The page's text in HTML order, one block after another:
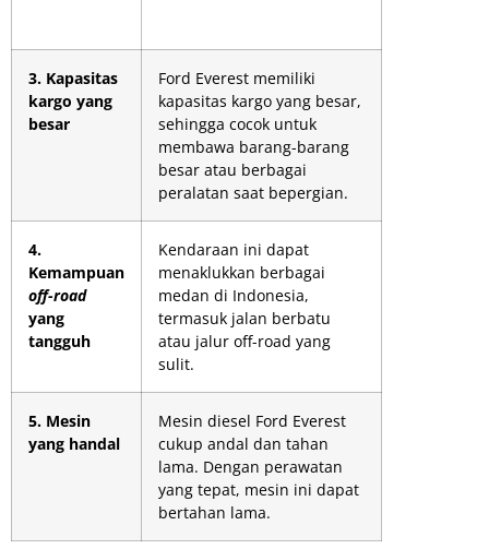
3. Kapasitas
kargo yang
besar
Ford Everest memiliki
kapasitas kargo yang besar,
sehingga cocok untuk
membawa barang-barang
besar atau berbagai
peralatan saat bepergian.
4.
Kemampuan
off-road
yang
tangguh
Kendaraan ini dapat
menaklukkan berbagai
medan di Indonesia,
termasuk jalan berbatu
atau jalur off-road yang
sulit.
5. Mesin
yang handal
Mesin diesel Ford Everest
cukup andal dan tahan
lama. Dengan perawatan
yang tepat, mesin ini dapat
bertahan lama.